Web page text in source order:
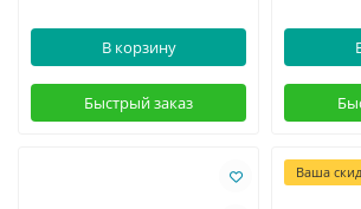
В корзину
Быстрый заказ
Ваша